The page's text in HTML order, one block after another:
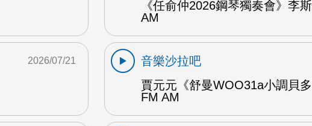
《任俞仲2026鋼琴獨奏會》李
AM
2026/07/21
音樂沙拉吧
賈元元《舒曼WOO31a小調貝
FM AM